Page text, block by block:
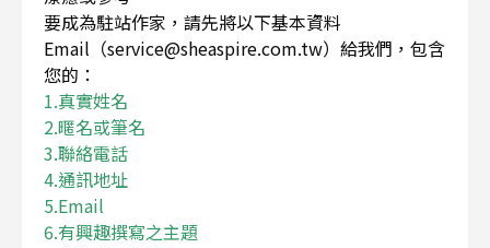
要成為駐站作家，請先將以下基本資料
Email（service@sheaspire.com.tw）給我們，包含
您的：
1.真實姓名
2.暱名或筆名
3.聯絡電話
4.通訊地址
5.Email
6.有興趣撰寫之主題